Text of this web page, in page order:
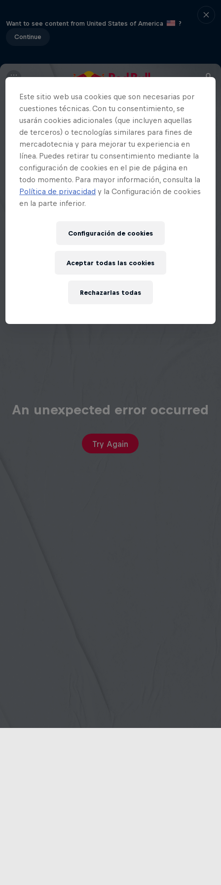
Want to see content from United States of America
?
Continue
An unexpected error occurred
Try Again
Este sitio web usa cookies que son necesarias por
cuestiones técnicas. Con tu consentimiento, se
usarán cookies adicionales (que incluyen aquellas
de terceros) o tecnologías similares para fines de
mercadotecnia y para mejorar tu experiencia en
línea. Puedes retirar tu consentimiento mediante la
configuración de cookies en el pie de página en
todo momento. Para mayor información, consulta la
Política de privacidad y la Configuración de cookies
en la parte inferior.
Configuración de cookies
Rechazarlas todas
Aceptar todas las cookies